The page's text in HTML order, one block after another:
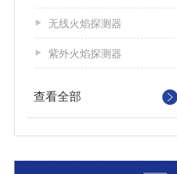
无线火焰探测器
紫外火焰探测器
查看全部